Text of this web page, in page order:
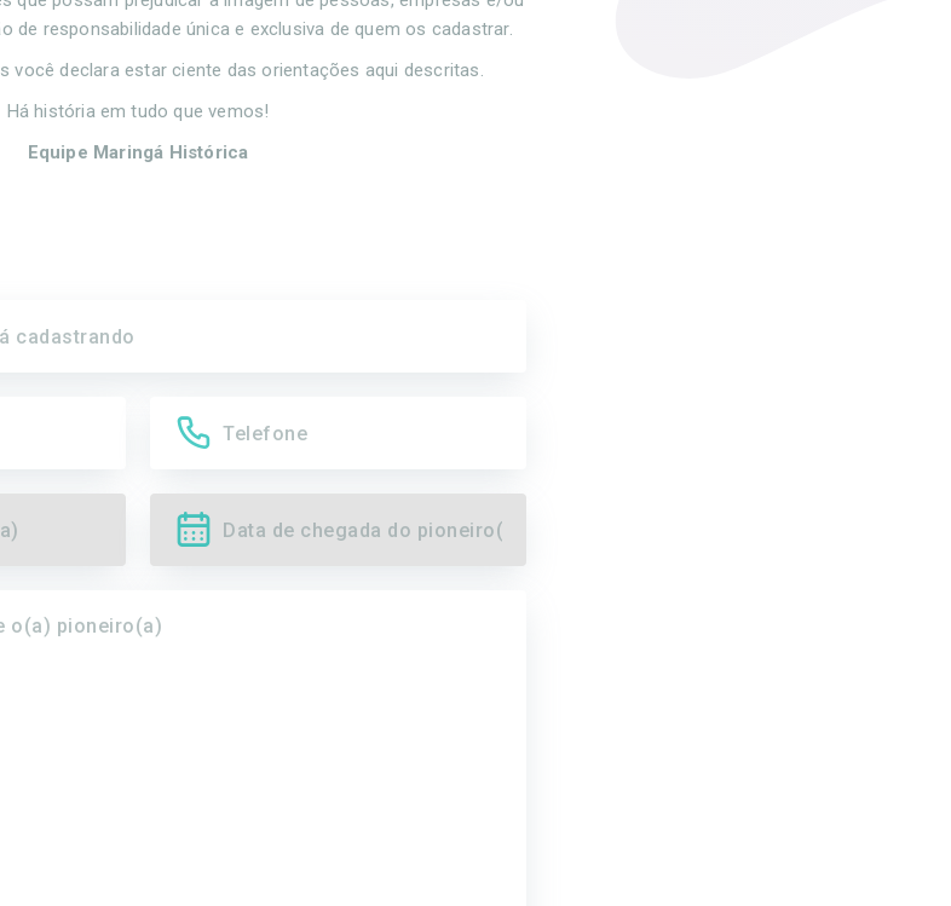
de responsabilidade única e exclusiva de quem os cadastrar.
você declara estar ciente das orientações aqui descritas.
Há história em tudo que vemos!
Equipe Maringá Histórica